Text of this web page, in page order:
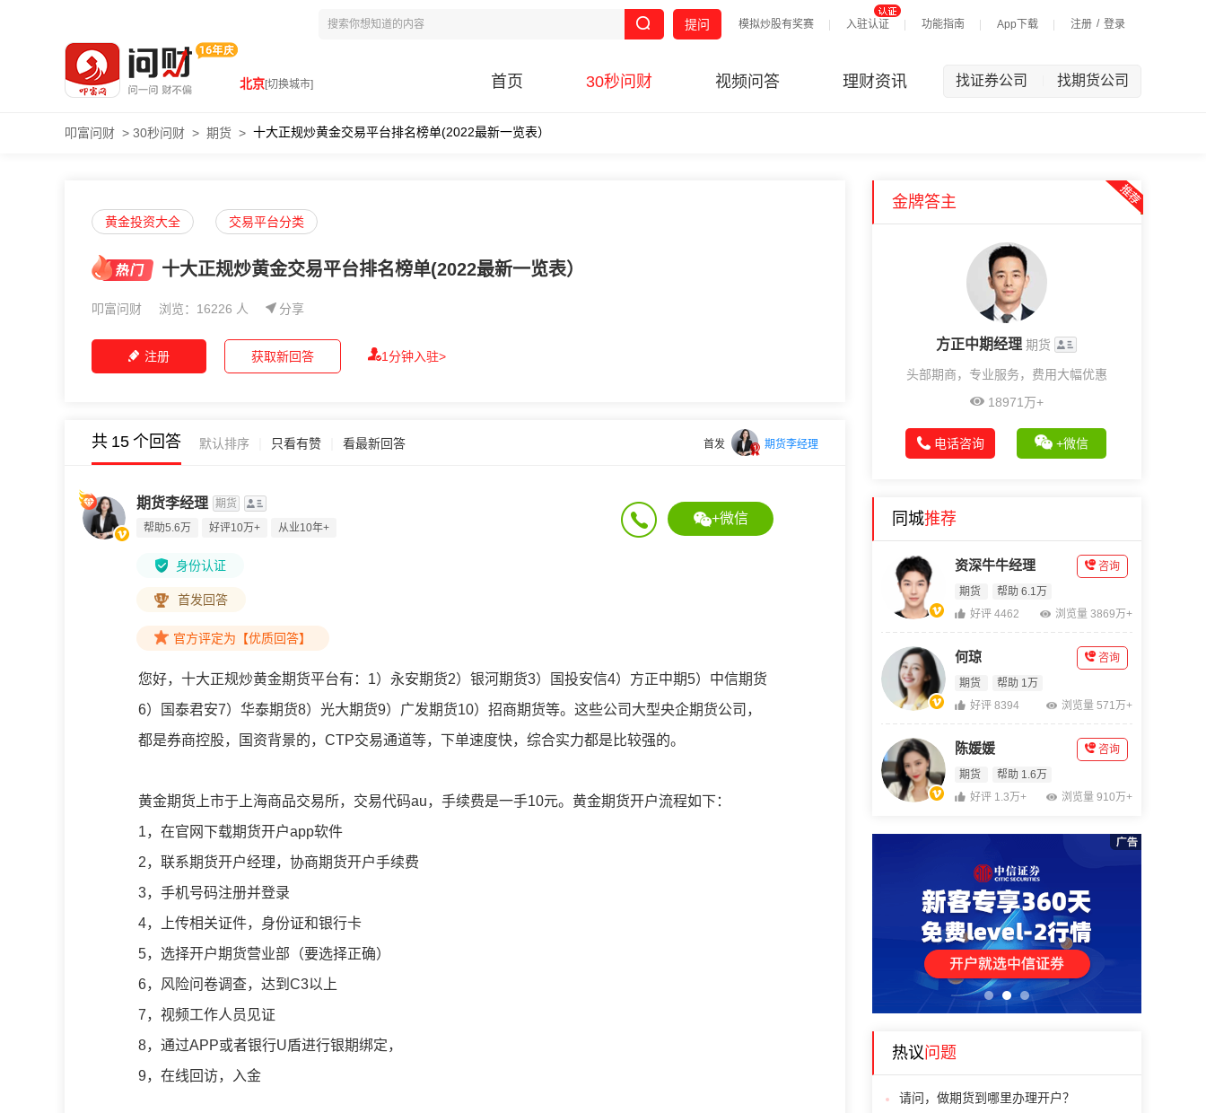
模拟炒股有奖赛 入驻认证 功能指南 App下载 注册 / 登录
提问
北京[切换城市] 首页 30秒问财 视频问答 理财资讯 找证券公司 找期货公司
叩富问财 > 30秒问财 > 期货 > 十大正规炒黄金交易平台排名榜单(2022最新一览表）
黄金投资大全 交易平台分类
十大正规炒黄金交易平台排名榜单(2022最新一览表）
叩富问财 浏览：16226 人 分享
注册 1分钟入驻>
获取新回答
共 15 个回答 默认排序 只看有赞 看最新回答 首发 期货李经理
+微信
期货李经理 期货
帮助5.6万
好评10万+ 从业10年+
身份认证
首发回答
官方评定为【优质回答】
您好，十大正规炒黄金期货平台有：1）永安期货2）银河期货3）国投安信4）方正中期5）中信期货
6）国泰君安7）华泰期货8）光大期货9）广发期货10）招商期货等。这些公司大型央企期货公司，
都是券商控股，国资背景的，CTP交易通道等，下单速度快，综合实力都是比较强的。
黄金期货上市于上海商品交易所，交易代码au，手续费是一手10元。黄金期货开户流程如下：
1，在官网下载期货开户app软件
2，联系期货开户经理，协商期货开户手续费
3，手机号码注册并登录
4，上传相关证件，身份证和银行卡
5，选择开户期货营业部（要选择正确）
6，风险问卷调查，达到C3以上
7，视频工作人员见证
8，通过APP或者银行U盾进行银期绑定，
9，在线回访，入金
金牌答主
方正中期经理 期货
头部期商，专业服务，费用大幅优惠
18971万+
电话咨询 +微信
同城推荐
资深牛牛经理
期货 帮助 6.1万
咨询
好评 4462 浏览量 3869万+
何琼
期货 帮助 1万
咨询
好评 8394 浏览量 571万+
陈媛媛
期货 帮助 1.6万
咨询
好评 1.3万+ 浏览量 910万+
1
热议问题
请问，做期货到哪里办理开户？